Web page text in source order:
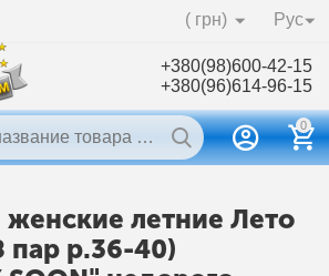
Рус
( грн)
+380(98)600-42-15
+380(96)614-96-15
0
летние Лето
пар р.36-40)